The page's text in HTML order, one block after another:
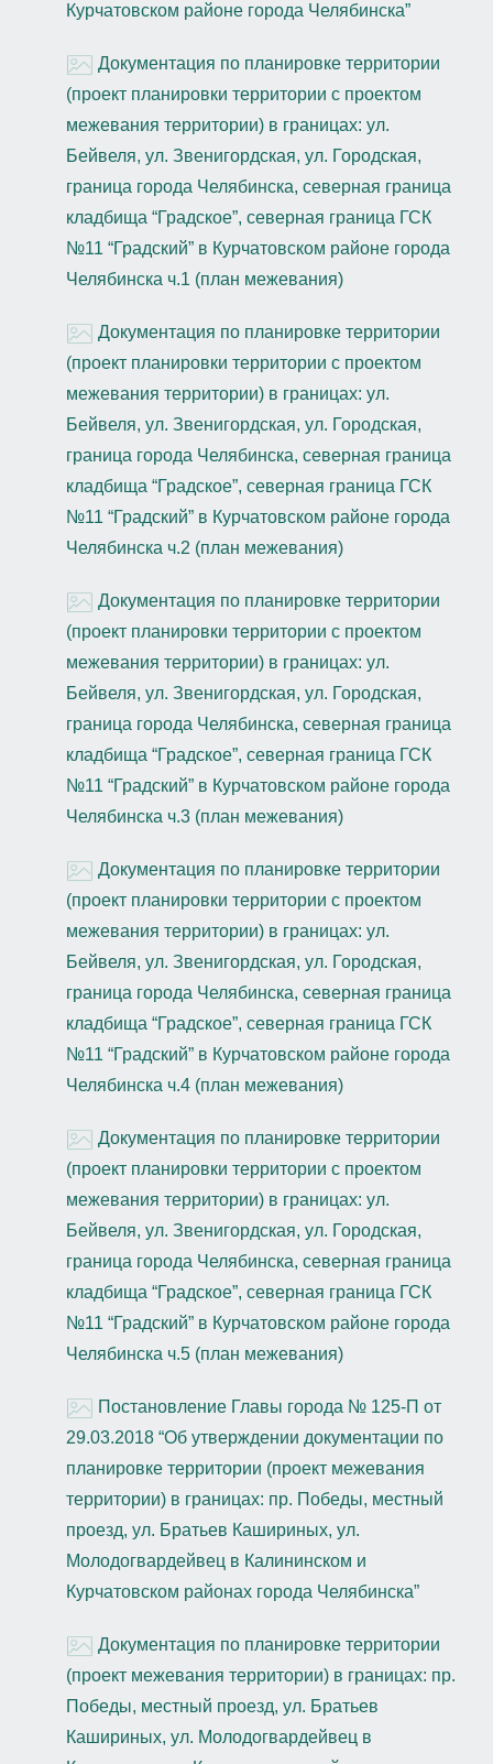
Курчатовском районе города Челябинска”
Документация по планировке территории
(проект планировки территории с проектом
межевания территории) в границах: ул.
Бейвеля, ул. Звенигордская, ул. Городская,
граница города Челябинска, северная граница
кладбища “Градское”, северная граница ГСК
№11 “Градский” в Курчатовском районе города
Челябинска ч.1 (план межевания)
Документация по планировке территории
(проект планировки территории с проектом
межевания территории) в границах: ул.
Бейвеля, ул. Звенигордская, ул. Городская,
граница города Челябинска, северная граница
кладбища “Градское”, северная граница ГСК
№11 “Градский” в Курчатовском районе города
Челябинска ч.2 (план межевания)
Документация по планировке территории
(проект планировки территории с проектом
межевания территории) в границах: ул.
Бейвеля, ул. Звенигордская, ул. Городская,
граница города Челябинска, северная граница
кладбища “Градское”, северная граница ГСК
№11 “Градский” в Курчатовском районе города
Челябинска ч.3 (план межевания)
Документация по планировке территории
(проект планировки территории с проектом
межевания территории) в границах: ул.
Бейвеля, ул. Звенигордская, ул. Городская,
граница города Челябинска, северная граница
кладбища “Градское”, северная граница ГСК
№11 “Градский” в Курчатовском районе города
Челябинска ч.4 (план межевания)
Документация по планировке территории
(проект планировки территории с проектом
межевания территории) в границах: ул.
Бейвеля, ул. Звенигордская, ул. Городская,
граница города Челябинска, северная граница
кладбища “Градское”, северная граница ГСК
№11 “Градский” в Курчатовском районе города
Челябинска ч.5 (план межевания)
Постановление Главы города № 125-П от
29.03.2018 “Об утверждении документации по
планировке территории (проект межевания
территории) в границах: пр. Победы, местный
проезд, ул. Братьев Кашириных, ул.
Молодогвардейвец в Калининском и
Курчатовском районах города Челябинска”
Документация по планировке территории
(проект межевания территории) в границах: пр.
Победы, местный проезд, ул. Братьев
Кашириных, ул. Молодогвардейвец в